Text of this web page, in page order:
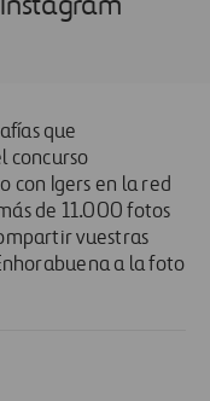
que
concurso
con Igers en la red
de 11.000 fotos
vuestras
a la foto